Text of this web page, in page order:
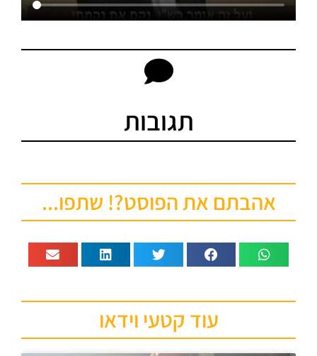
תגובות
אהבתם את הפוסט?! שתפו...
עוד קטעי וידאו